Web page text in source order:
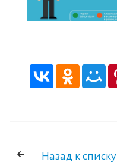
Назад к списку